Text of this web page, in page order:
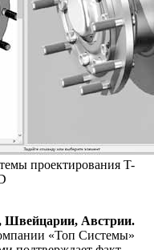
проектирования T-
Швейцарии, Австрии.
«Топ Системы»